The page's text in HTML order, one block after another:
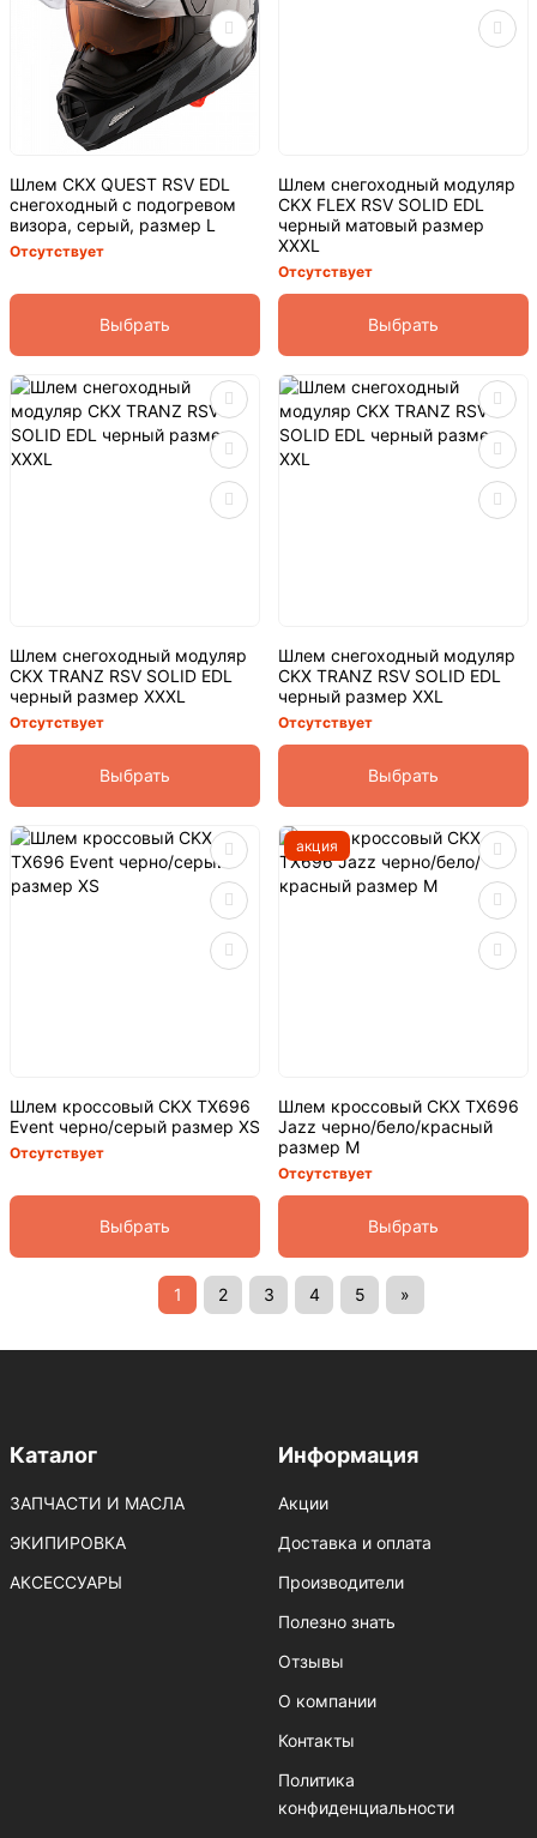
Шлем CKX QUEST RSV EDL
снегоходный с подогревом
визора, серый, размер L
Отсутствует
Выбрать
Шлем снегоходный модуляр
CKX FLEX RSV SOLID EDL
черный матовый размер
XXXL
Отсутствует
Выбрать
Шлем снегоходный модуляр
CKX TRANZ RSV SOLID EDL
черный размер XXXL
Отсутствует
Выбрать
Шлем снегоходный модуляр
CKX TRANZ RSV SOLID EDL
черный размер XXL
Отсутствует
Выбрать
Шлем кроссовый CKX TX696
Event черно/серый размер XS
Отсутствует
Выбрать
акция
Шлем кроссовый CKX TX696
Jazz черно/бело/красный
размер M
Отсутствует
Выбрать
1 2 3 4 5 »
Каталог
ЗАПЧАСТИ И МАСЛА
ЭКИПИРОВКА
АКСЕССУАРЫ
Информация
Акции
Доставка и оплата
Производители
Полезно знать
Отзывы
О компании
Контакты
Политика
конфиденциальности